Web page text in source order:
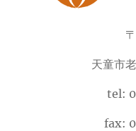
天童市
tel:
fax: